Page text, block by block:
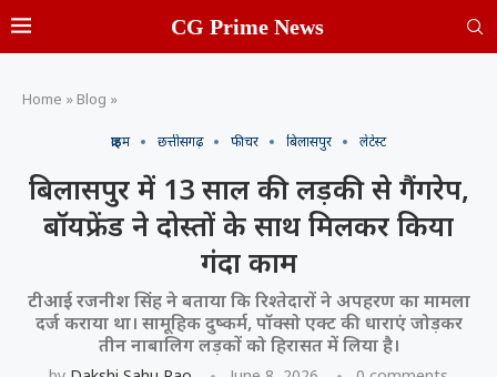
CG Prime News
Home » Blog »
क्राइम छत्तीसगढ़ फीचर बिलासपुर लेटेस्ट
बिलासपुर में 13 साल की लड़की से गैंगरेप,
बॉयफ्रेंड ने दोस्तों के साथ मिलकर किया
गंदा काम
टीआई रजनीश सिंह ने बताया कि रिश्तेदारों ने अपहरण का मामला
दर्ज कराया था। सामूहिक दुष्कर्म, पॉक्सो एक्ट की धाराएं जोड़कर
तीन नाबालिग लड़कों को हिरासत में लिया है।